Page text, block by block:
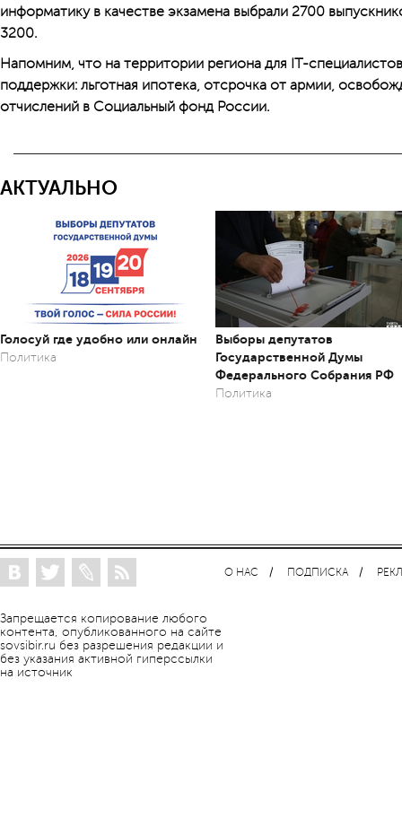
информатику в качестве экзамена выбрали 2700
3200.
Напомним, что на территории региона для IT-
поддержки: льготная ипотека, отсрочка от армии,
отчислений в Социальный фонд России.
АКТУАЛЬНО
Голосуй где удобно или онлайн
Политика
Выборы депутатов
Государственной Думы
Федерального Собрания РФ
Политика
Запрещается копирование любого
контента, опубликованного на сайте
sovsibir.ru без разрешения редакции и
без указания активной гиперссылки
на источник
О НАС ПОДПИСКА